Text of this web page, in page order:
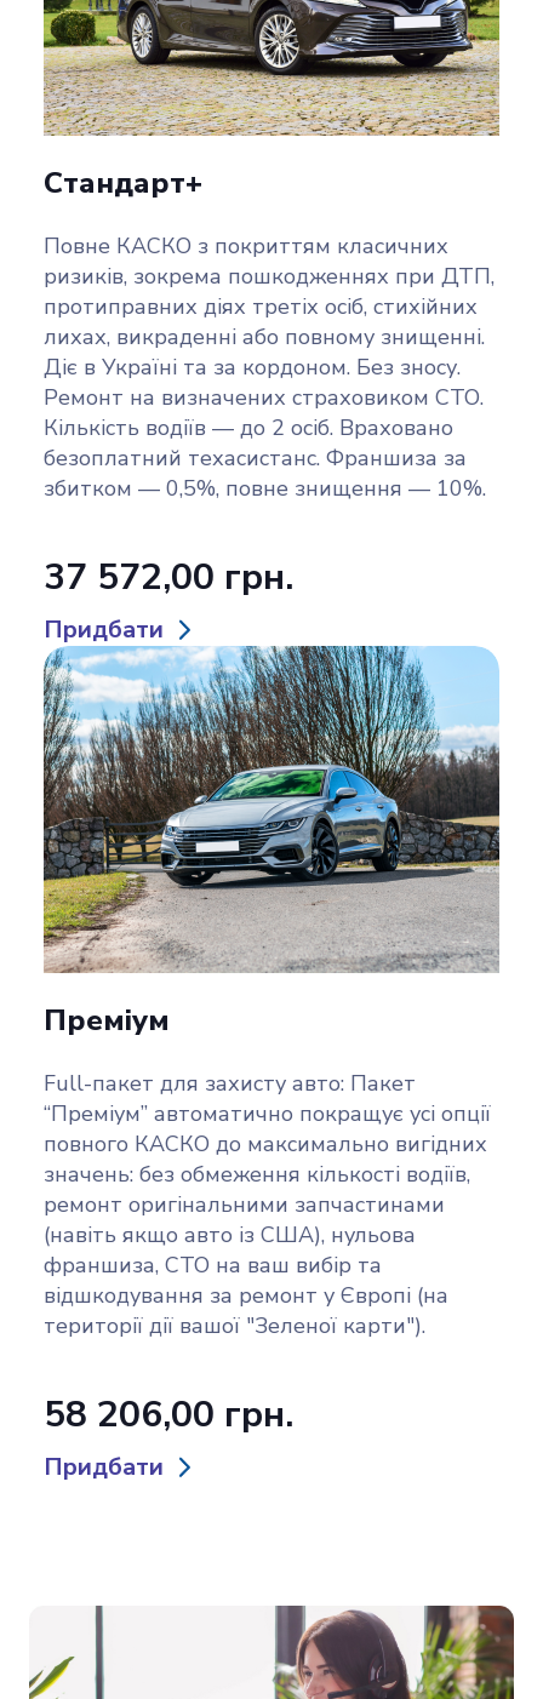
Стандарт+
Повне КАСКО з покриттям класичних
ризиків, зокрема пошкодженнях при ДТП,
протиправних діях третіх осіб, стихійних
лихах, викраденні або повному знищенні.
Діє в Україні та за кордоном. Без зносу.
Ремонт на визначених страховиком СТО.
Кількість водіїв — до 2 осіб. Враховано
безоплатний техасистанс. Франшиза за
збитком — 0,5%, повне знищення — 10%.
37 572,00 грн.
Придбати
Преміум
Full-пакет для захисту авто: Пакет
“Преміум” автоматично покращує усі опції
повного КАСКО до максимально вигідних
значень: без обмеження кількості водіїв,
ремонт оригінальними запчастинами
(навіть якщо авто із США), нульова
франшиза, СТО на ваш вибір та
відшкодування за ремонт у Європі (на
території дії вашої "Зеленої карти").
58 206,00 грн.
Придбати